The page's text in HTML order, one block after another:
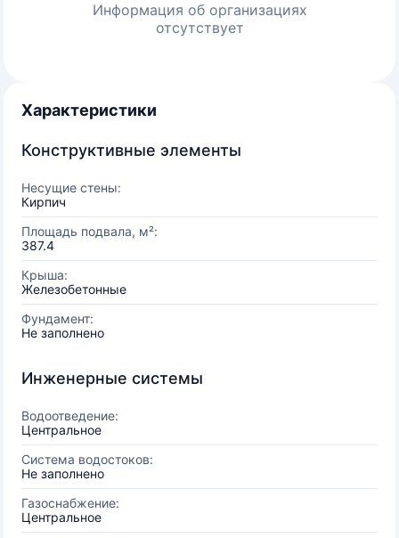
Информация об организациях
отсутствует
Характеристики
Конструктивные элементы
Несущие стены:
Кирпич
Площадь подвала, м²:
387.4
Крыша:
Железобетонные
Фундамент:
Не заполнено
Инженерные системы
Водоотведение:
Центральное
Система водостоков:
Не заполнено
Газоснабжение:
Центральное